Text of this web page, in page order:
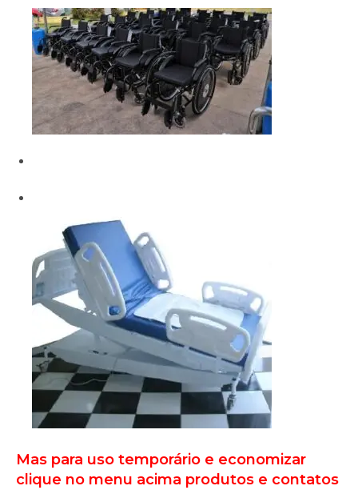
Mas para uso temporário e economizar
clique no menu acima produtos e contatos